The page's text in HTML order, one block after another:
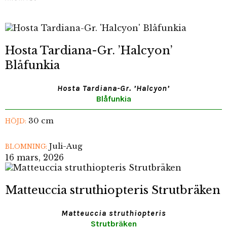
Hosta Tardiana-Gr. ’Halcyon’
Blåfunkia
Hosta Tardiana-Gr. ’Halcyon’
Blåfunkia
HÖJD: 30 cm
BLOMNING: Juli-Aug
16 mars, 2026
Matteuccia struthiopteris Strutbräken
Matteuccia struthiopteris
Strutbräken